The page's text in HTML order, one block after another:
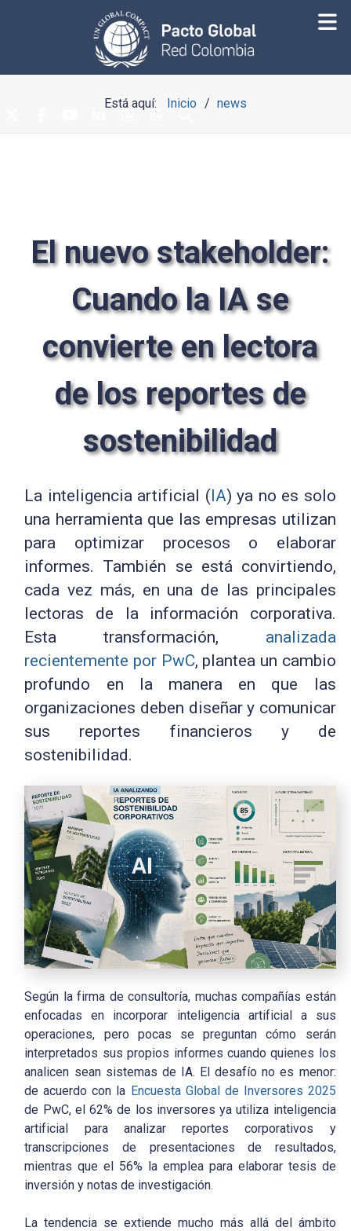
Está aquí: Inicio news
El nuevo stakeholder:
Cuando la IA se
convierte en lectora
de los reportes de
sostenibilidad
La inteligencia artificial (IA) ya no es solo
una herramienta que las empresas utilizan
para optimizar procesos o elaborar
informes. También se está convirtiendo,
cada vez más, en una de las principales
lectoras de la información corporativa.
Esta transformación, analizada
recientemente por PwC, plantea un cambio
profundo en la manera en que las
organizaciones deben diseñar y comunicar
sus reportes financieros y de
sostenibilidad.
Según la firma de consultoría, muchas compañías están
enfocadas en incorporar inteligencia artificial a sus
operaciones, pero pocas se preguntan cómo serán
interpretados sus propios informes cuando quienes los
analicen sean sistemas de IA. El desafío no es menor:
de acuerdo con la Encuesta Global de Inversores 2025
de PwC, el 62% de los inversores ya utiliza inteligencia
artificial para analizar reportes corporativos y
transcripciones de presentaciones de resultados,
mientras que el 56% la emplea para elaborar tesis de
inversión y notas de investigación.
La tendencia se extiende mucho más allá del ámbito